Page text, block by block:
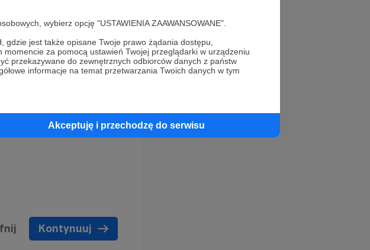
wybierz opcję "USTAWIENIA ZAAWANSOWANE".
gdzie jest także opisane Twoje prawo żądania dostępu,
za pomocą ustawień Twojej przeglądarki w urządzeniu
przekazywane do zewnętrznych odbiorców danych z państw
informacje na temat przetwarzania Twoich danych w tym
Akceptuję i przechodzę do serwisu
Kontynuuj